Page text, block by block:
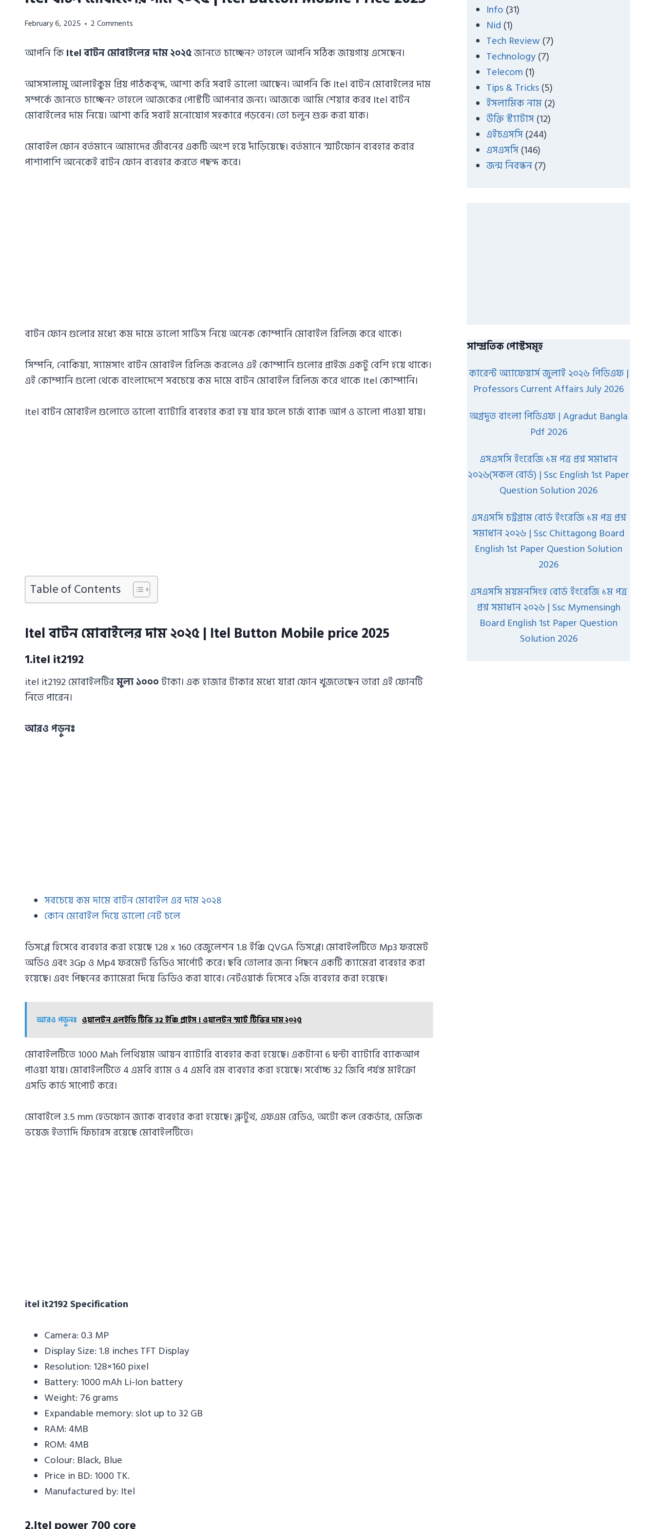
Azizul
Azizul
Haque
February 6, 2025 2 Comments
আপনি কিItel বাটন মোবাইলের দাম ২০২৫জানতে চাচ্ছেন? তাহলে আপনি সঠিক জায়গায় এসেছেন।
আসসালামু আলাইকুম প্রিয় পাঠকবৃন্দ, আশা করি সবাই ভালো আছেন। আপনি কি Itel বাটন মোবাইলের দাম
সম্পর্কে জানতে চাচ্ছেন? তাহলে আজকের পোস্টটি আপনার জন্য। আজকে আমি শেয়ার করব Itel বাটন
মোবাইলের দাম নিয়ে। আশা করি সবাই মনোযোগ সহকারে পড়বেন। তো চলুন শুরু করা যাক।
মোবাইল ফোন বর্তমানে আমাদের জীবনের একটি অংশ হয়ে দাঁড়িয়েছে। বর্তমানে স্মার্টফোন ব্যবহার করার
পাশাপাশি অনেকেই বাটন ফোন ব্যবহার করতে পছন্দ করে।
বাটন ফোন গুলোর মধ্যে কম দামে ভালো সার্ভিস নিয়ে অনেক কোম্পানি মোবাইল রিলিজ করে থাকে।
সিম্পনি, নোকিয়া, স্যামসাং বাটন মোবাইল রিলিজ করলেও এই কোম্পানি গুলোর প্রাইজ একটু বেশি হয়ে থাকে।
এই কোম্পানি গুলো থেকে বাংলাদেশে সবচেয়ে কম দামে বাটন মোবাইল রিলিজ করে থাকে Itel কোম্পানি।
Itel বাটন মোবাইল গুলোতে ভালো ব্যাটারি ব্যবহার করা হয় যার ফলে চার্জ ব্যাক আপ ও ভালো পাওয়া যায়।
Table of Contents
Itel বাটন মোবাইলের দাম ২০২৫ | Itel Button Mobile price 2025
1.itel it2192
itel it2192 মোবাইলটিরমুল্য ১০০০টাকা। এক হাজার টাকার মধ্যে যারা ফোন খুজতেছেন তারা এই ফোনটি
নিতে পারেন।
আরও পড়ুনঃ
সবচেয়ে কম দামে বাটন মোবাইল এর দাম ২০২৪
কোন মোবাইল দিয়ে ভালো নেট চলে
ডিসপ্লে হিসেবে ব্যবহার করা হয়েছে 128 x 160 রেজুলেশন 1.8 ইঞ্চি QVGA ডিসপ্লে। মোবাইলটিতে Mp3 ফরমেট
অডিও এবং 3Gp ও Mp4 ফরমেট ভিডিও সার্পোর্ট করে। ছবি তোলার জন্য পিছনে একটি ক্যামেরা ব্যবহার করা
হয়েছে। এবং পিছনের ক্যামেরা দিয়ে ভিডিও করা যাবে। নেটওয়ার্ক হিসেবে ২জি ব্যবহার করা হয়েছে।
আরও পড়ুনঃ ওয়ালটন এলইডি টিভি 32 ইঞ্চি প্রাইস । ওয়ালটন স্মার্ট টিভির দাম ২০২৫
মোবাইলটিতে 1000 Mah লিথিয়াম আয়ন ব্যাটারি ব্যবহার করা হয়েছে। একটানা 6 ঘন্টা ব্যাটারি ব্যাকআপ
পাওয়া যায়। মোবাইলটিতে 4 এমবি র‍্যাম ও 4 এমবি রম ব্যবহার করা হয়েছে। সর্বোচ্চ 32 জিবি পর্যন্ত মাইক্রো
এসডি কার্ড সাপোর্ট করে।
মোবাইলে 3.5 mm হেডফোন জ্যাক ব্যবহার করা হয়েছে। ব্লুটুথ, এফএম রেডিও, অটো কল রেকর্ডার, মেজিক
ভয়েজ ইত্যাদি ফিচারস রয়েছে মোবাইলটিতে।
itel it2192 Specification
Camera: 0.3 MP
Display Size: 1.8 inches TFT Display
Resolution: 128×160 pixel
Battery: 1000 mAh Li-Ion battery
Weight: 76 grams
Expandable memory: slot up to 32 GB
RAM: 4MB
ROM: 4MB
Colour: Black, Blue
Price in BD: 1000 TK.
Manufactured by: Itel
Info (31)
Nid (1)
Tech Review(7)
Technology(7)
Telecom (1)
Tips & Tricks(5)
ইসলামিক নাম(2)
উক্তি স্ট্যাটাস(12)
এইচএসসি(244)
এসএসসি(146)
জন্ম নিবন্ধন(7)
সাম্প্রতিক পোস্টসমূহ
কারেন্ট অ্যাফেয়ার্স জুলাই ২০২৬ পিডিএফ |
Professors Current Affairs July 2026
অগ্রদূত বাংলা পিডিএফ | Agradut Bangla
Pdf 2026
এসএসসি ইংরেজি ১ম পত্র প্রশ্ন সমাধান
২০২৬(সকল বোর্ড) | Ssc English 1st Paper
Question Solution 2026
এসএসসি চট্রগ্রাম বোর্ড ইংরেজি ১ম পত্র প্রশ্ন
সমাধান ২০২৬ | Ssc Chittagong Board
English 1st Paper Question Solution
2026
এসএসসি ময়মনসিংহ বোর্ড ইংরেজি ১ম পত্র
প্রশ্ন সমাধান ২০২৬ | Ssc Mymensingh
Board English 1st Paper Question
Solution 2026